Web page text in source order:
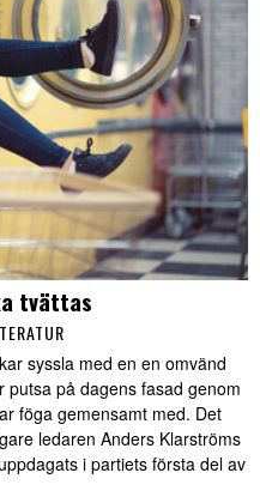
tvättas
syssla med en en omvänd
putsa på dagens fasad genom
föga gemensamt med. Det
ledaren Anders Klarströms
i partiets första del av